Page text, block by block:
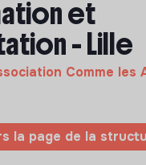
et
- Lille
Comme les
la page de la